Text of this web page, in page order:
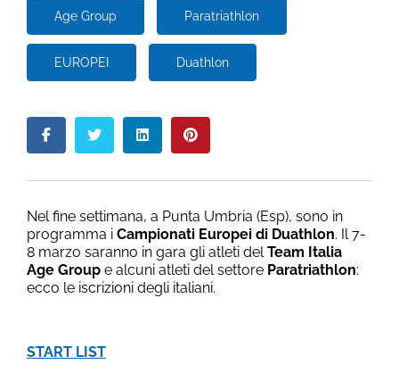
Age Group Paratriathlon
EUROPEI Duathlon
Nel fine settimana, a Punta Umbria (Esp), sono in
programma i Campionati Europei di Duathlon. Il 7-
8 marzo saranno in gara gli atleti delTeam Italia
Age Group e alcuni atleti del settore Paratriathlon:
ecco le iscrizioni degli italiani.
START LIST